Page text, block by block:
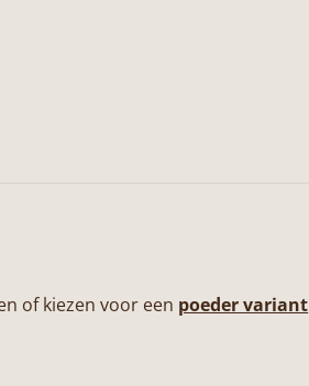
of kiezen voor een poeder variant